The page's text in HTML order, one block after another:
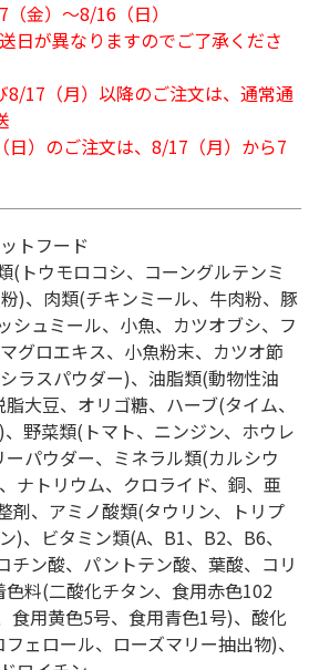
金）～8/16（日）
日が異なりますのでご了承くださ
8/17（月）以降のご注文は、通常通
日）のご注文は、8/17（月）から7
トフード
(トウモロコシ、コーングルテンミ
)、肉類(チキンミール、牛肉粉、豚
シュミール、小魚、カツオブシ、フ
グロエキス、小魚粉末、カツオ節
ラスパウダー)、油脂類(動物性油
大豆、オリゴ糖、ハーブ(タイム、
野菜類(トマト、ニンジン、ホウレ
パウダー、ミネラル類(カルシウ
ナトリウム、クロライド、銅、亜
剤、アミノ酸類(タウリン、トリプ
)、ビタミン類(A、B1、B2、B6、
チン酸、パントテン酸、葉酸、コリ
料(二酸化チタン、食用赤色102
食用黄色5号、食用青色1号)、酸化
ェロール、ローズマリー抽出物)、